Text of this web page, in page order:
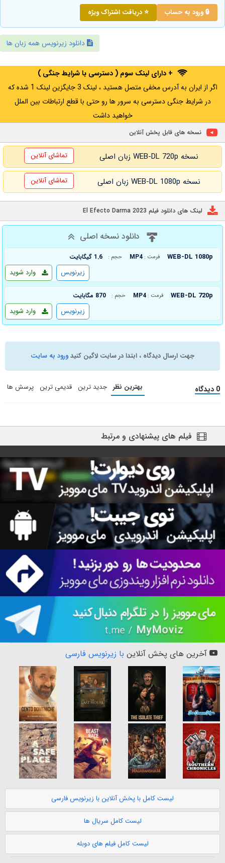
🔒 ورود به حساب ⭐ دریافت اشتراک ویژه
دانلود زیرنویس همه زبان ها
+ دارای لینک سوم ( دسترسی با شرایط جنگی )
اگر از ایران به آدرس مخفی متصل هستید ، لینک 3 جایگزین لینک 1 شده که
در شرایط جنگی دسترسی به سرور ها رو حتی با قطع ارتباطات بین الملل
خواهید داشت
نسخه های قابل پخش آنلاین
نسخه WEB-DL 720p زبان اصلی تماشای آنلاین
نسخه WEB-DL 1080p زبان اصلی تماشای آنلاین
لینک های دانلود فیلم El Efecto Darma 2023
دانلود نسخه اصلی
WEB-DL 1080p فرمت : MP4 حجم : 1.6 گیگابایت
وارد شوید زیرنویس
WEB-DL 720p فرمت : MP4 حجم : 870 مگابایت
وارد شوید زیرنویس
جهت ارسال دیدگاه ، ابتدا در سایت لاگین کنیدورود به سایت
0 دیدگاه بهترین نظر جدید ترین قدیمی ترین پرسش ها
فیلم های پیشنهادی و مرتبط
آخرین های پخش آنلاین با زیرنویس فارسی
لیست کامل با پخش آنلاین با زیرنویس فارسی
لیست کامل سریال ها
لیست کامل فیلم های دوبله